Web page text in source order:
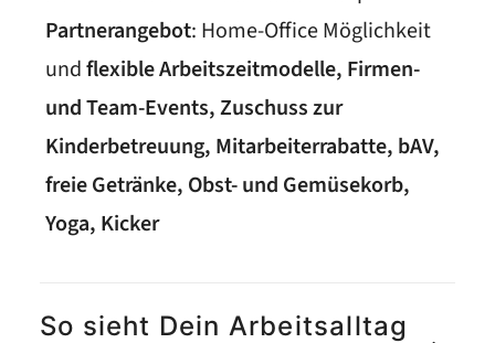
Partnerangebot: Home-Office Möglichkeit
undflexible Arbeitszeitmodelle, Firmen-
und Team-Events, Zuschuss zur
Kinderbetreuung, Mitarbeiterrabatte, bAV,
freie Getränke, Obst- und Gemüsekorb,
Yoga, Kicker
So sieht Dein Arbeitsalltag